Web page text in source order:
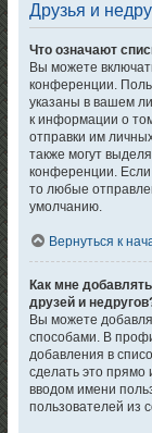
Друзья и
Что означают
Вы можете
конференции.
указаны в вашем
к информации о
отправки им
также могут
конференции. Если
то любые
умолчанию.
Вернуться к
Как мне
друзей и
Вы можете
способами. В
добавления в
сделать это прямо
вводом имени
пользователей из